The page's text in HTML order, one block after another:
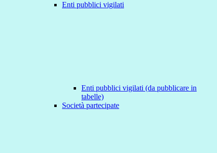
Enti pubblici vigilati
Enti pubblici vigilati (da pubblicare in
tabelle)
Società partecipate